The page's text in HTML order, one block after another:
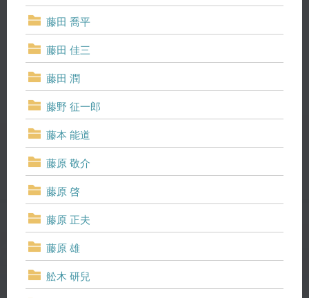
藤田 喬平
藤田 佳三
藤田 潤
藤野 征一郎
藤本 能道
藤原 敬介
藤原 啓
藤原 正夫
藤原 雄
舩木 研兒